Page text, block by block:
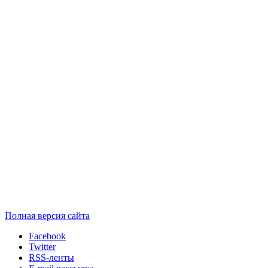
Полная версия сайта
Facebook
Twitter
RSS-ленты